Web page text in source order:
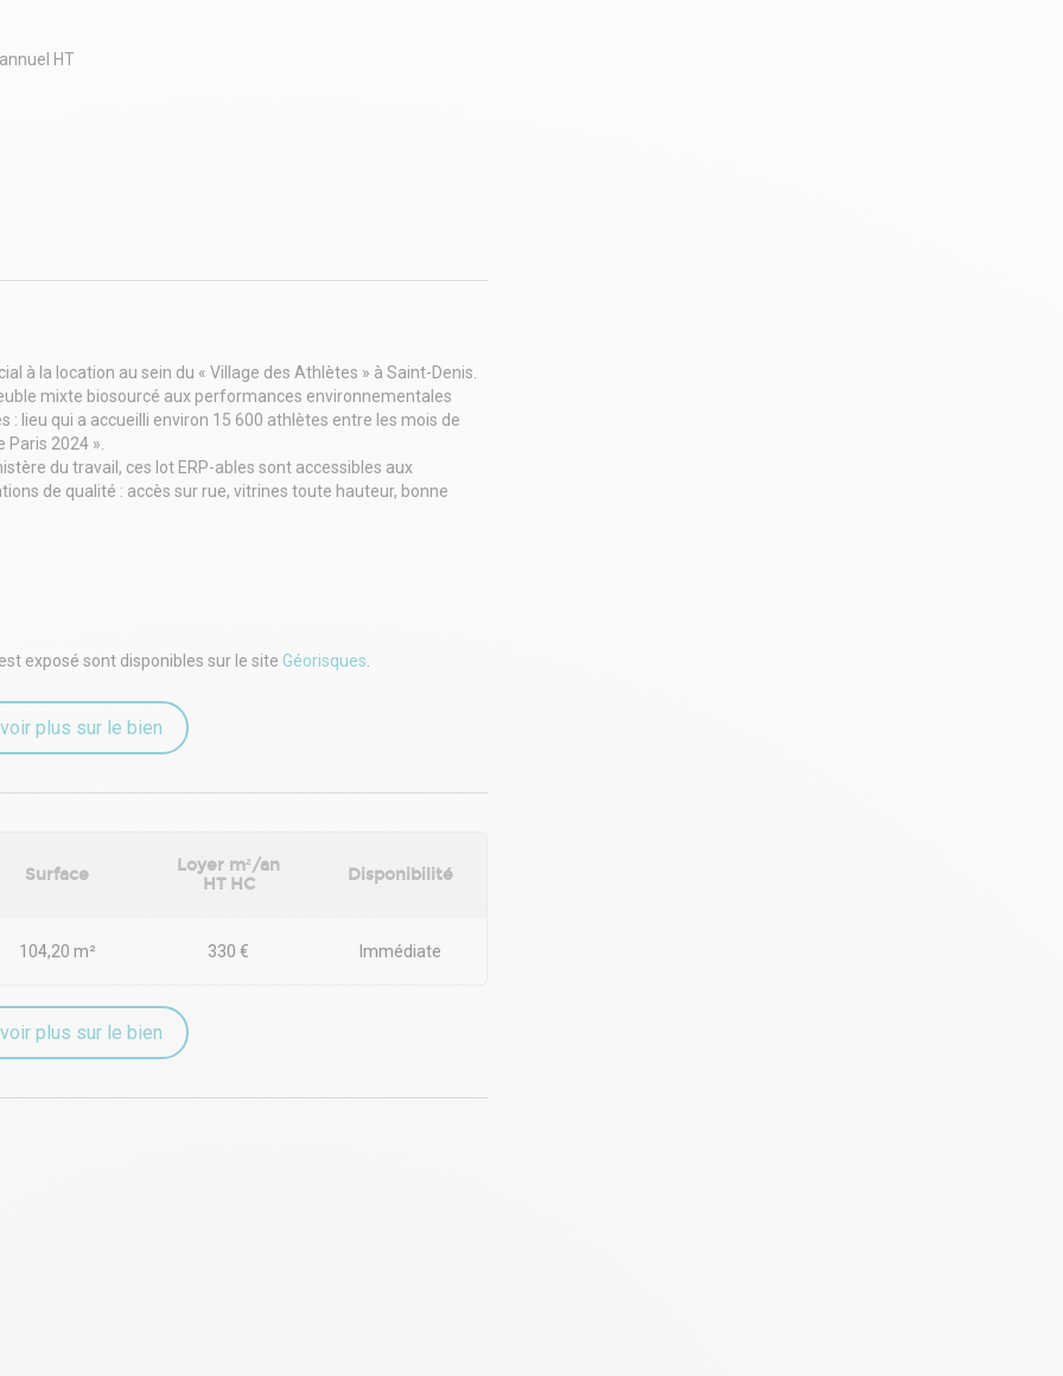
HT
à la location au sein du « Village des Athlètes » à Saint-Denis.
mixte biosourcé aux performances environnementales
: lieu qui a accueilli environ 15 600 athlètes entre les mois de
Paris 2024 ».
du travail, ces lot ERP-ables sont accessibles aux
de qualité : accès sur rue, vitrines toute hauteur, bonne
de les façonner à votre image au sein d'un quartier vivant et
Saint-Denis Pleyel ». Le quartier Pleyel, en plein
proximité immédiate des voies ferroviaires reliant la Gare du
Denis ».
Jean-Damien CHARMOILLAUX pour un montant de loyer à
contacter Monsieur CHARMOILLAUX pour planifier une visite et
exposé sont disponibles sur le site Géorisques
plus sur le bien
Surface
Loyer m²/an
HT HC
Disponibilité
104,20 m² 330 € Immédiate
plus sur le bien